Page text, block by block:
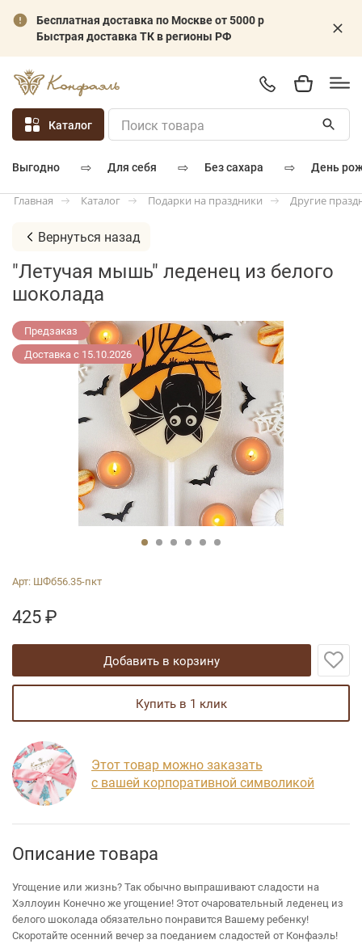
Бесплатная доставка по Москве от 5000 р
Быстрая доставка ТК в регионы РФ
Каталог
выгодно ⇨ для себя ⇨ без сахара ⇨ день
Главная Каталог Подарки на праздники Другие
Вернуться назад
"Летучая мышь" леденец из белого
шоколада
Предзаказ
Доставка с 15.10.2026
Арт: ШФб56.35-пкт
425₽
добавить в корзину
купить в 1 клик
Этот товар можно заказать
с вашей корпоративной символикой
Описание товара
Угощение или жизнь? Так обычно выпрашивают сладости на
Хэллоуин Конечно же угощение! Этот очаровательный леденец из
белого шоколада обязательно понравится Вашему ребенку!
Скоротайте осенний вечер за поеданием сладостей от Конфаэль!